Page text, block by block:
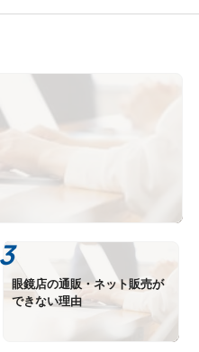
眼鏡店の通販・ネット販売が
できない理由